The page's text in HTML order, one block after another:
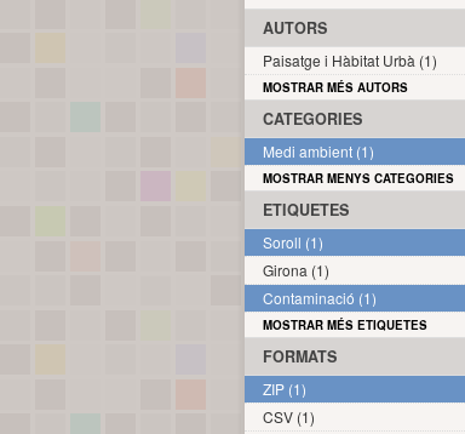
AUTORS
Paisatge i Hàbitat Urbà (1)
MOSTRAR MÉS AUTORS
CATEGORIES
Medi ambient (1)
MOSTRAR MENYS CATEGORIES
ETIQUETES
Soroll (1)
Girona (1)
Contaminació (1)
MOSTRAR MÉS ETIQUETES
FORMATS
ZIP (1)
CSV (1)